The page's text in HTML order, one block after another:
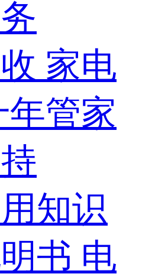
家电
年管家
知识
书 电